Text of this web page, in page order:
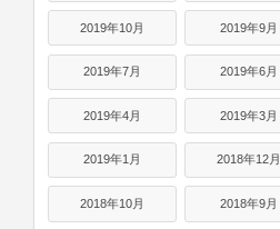
2019年10月 2019年9月
2019年7月 2019年6月
2019年4月 2019年3月
2019年1月 2018年12月
2018年10月 2018年9月